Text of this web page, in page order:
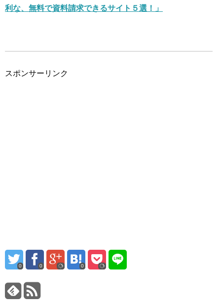
利な、無料で資料請求できるサイト５選！」
スポンサーリンク
0 0 0